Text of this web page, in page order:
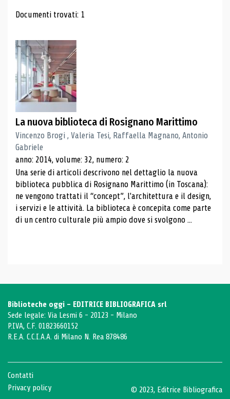
Risultati di ricerca
Documenti trovati: 1
La nuova biblioteca di Rosignano Marittimo
Vincenzo Brogi , Valeria Tesi, Raffaella Magnano, Antonio
Gabriele
anno: 2014, volume: 32, numero: 2
Una serie di articoli descrivono nel dettaglio la nuova
biblioteca pubblica di Rosignano Marittimo (in Toscana):
ne vengono trattati il ​​“concept”, l'architettura e il design,
i servizi e le attività. La biblioteca è concepita come parte
di un centro culturale più ampio dove si svolgono ...
Biblioteche oggi - EDITRICE BIBLIOGRAFICA srl
Sede legale: Via Lesmi 6 - 20123 - Milano
P.IVA, C.F. 01823660152
R.E.A. C.C.I.A.A. di Milano N. Rea 878486
Contatti
Privacy policy
© 2023, Editrice Bibliografica